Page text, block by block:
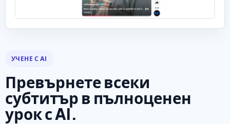
УЧЕНЕ С AI
Превърнете всеки
субтитър в пълноценен
урок с AI.